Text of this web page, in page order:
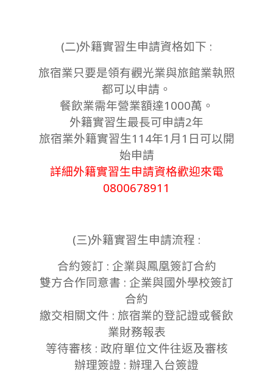
(二)外籍實習生申請資格如下 :
旅宿業只要是領有觀光業與旅館業執照
都可以申請。
餐飲業需年營業額達1000萬。
外籍實習生最長可申請2年
旅宿業外籍實習生114年1月1日可以開
始申請
詳細外籍實習生申請資格歡迎來電
0800678911
(三)外籍實習生申請流程 :
合約簽訂 : 企業與鳳凰簽訂合約
雙方合作同意書 : 企業與國外學校簽訂
合約
繳交相關文件 : 旅宿業的登記證或餐飲
業財務報表
等待審核 : 政府單位文件往返及審核
辦理簽證 : 辦理入台簽證